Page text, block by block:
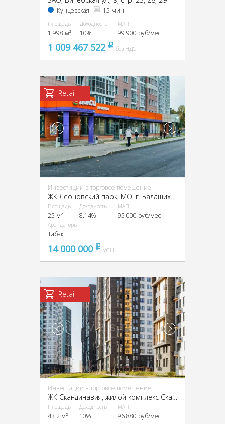
Кунцевская 15 мин
Площадь
1 998 м²
Доходность
10%
МАП
99 900 руб/мес
1 009 467 522 pуббез НДС
Retail
Инвестиции в торговое помещение
Площадь
25 м²
Доходность
8.14%
МАП
95 000 руб/мес
Арендаторы
Табак
14 000 000 pуб
УСН
Retail
Инвестиции в торговое помещение
ЖК Скандинавия, жилой комплекс Скандинавия, к22.2
Площадь
43.2 м²
Доходность
10%
МАП
96 880 руб/мес